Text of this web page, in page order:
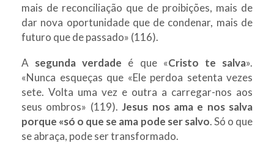
mais de reconciliação que de proibições, mais de
dar nova oportunidade que de condenar, mais de
futuro que de passado» (116).
A segunda verdade é que «Cristo te salva».
«Nunca esqueças que «Ele perdoa setenta vezes
sete. Volta uma vez e outra a carregar-nos aos
seus ombros» (119).Jesus nos ama e nos salva
porque «só o que se ama pode ser salvo. Só o que
se abraça, pode ser transformado.